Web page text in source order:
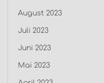
August 2023
Juli 2023
Juni 2023
Mai 2023